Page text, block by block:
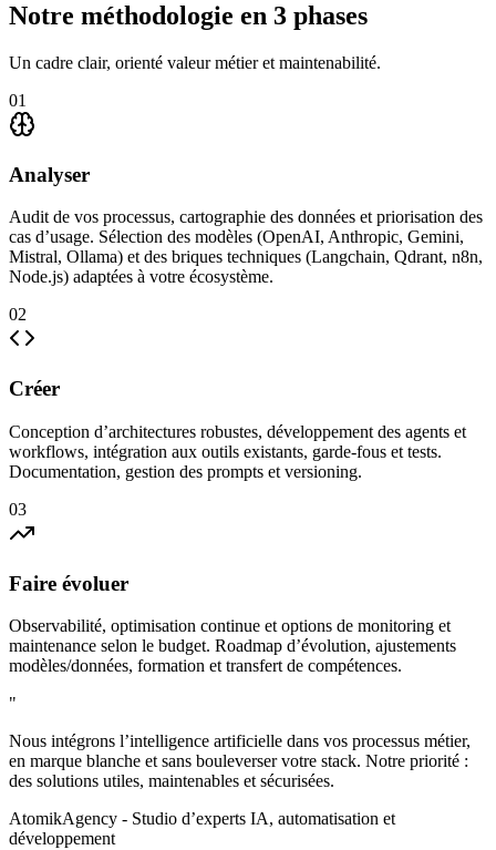
Notre méthodologie en 3 phases
Un cadre clair, orienté valeur métier et maintenabilité.
01
Analyser
Audit de vos processus, cartographie des données et priorisation des
cas d’usage. Sélection des modèles (OpenAI, Anthropic, Gemini,
Mistral, Ollama) et des briques techniques (Langchain, Qdrant, n8n,
Node.js) adaptées à votre écosystème.
02
Créer
Conception d’architectures robustes, développement des agents et
workflows, intégration aux outils existants, garde‑fous et tests.
Documentation, gestion des prompts et versioning.
03
Faire évoluer
Observabilité, optimisation continue et options de monitoring et
maintenance selon le budget. Roadmap d’évolution, ajustements
modèles/données, formation et transfert de compétences.
"
Nous intégrons l’intelligence artificielle dans vos processus métier,
en marque blanche et sans bouleverser votre stack. Notre priorité :
des solutions utiles, maintenables et sécurisées.
AtomikAgency - Studio d’experts IA, automatisation et
développement